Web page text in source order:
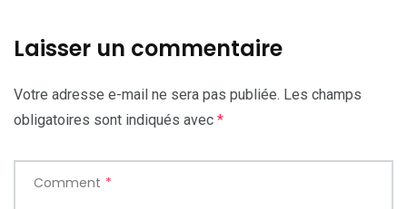
Laisser un commentaire
Votre adresse e-mail ne sera pas publiée. Les champs
obligatoires sont indiqués avec *
Comment *